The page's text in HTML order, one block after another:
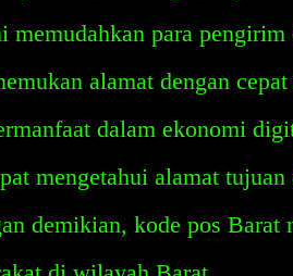
para pengirim
alamat dengan cepat
dalam ekonomi
mengetahui alamat tujuan
demikian, kode pos Barat